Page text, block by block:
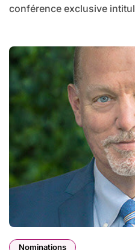
conférence exclusive
Nominations